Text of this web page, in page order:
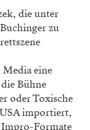
die unter
zu
eine
Bühne
oder Toxische
USA importiert,
Formate